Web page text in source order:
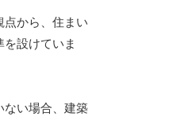
点から、住まい
設けていま
ない場合、建築